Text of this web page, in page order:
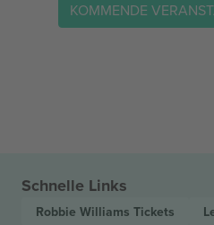
KOMMENDE
Schnelle Links
Robbie Williams Tickets